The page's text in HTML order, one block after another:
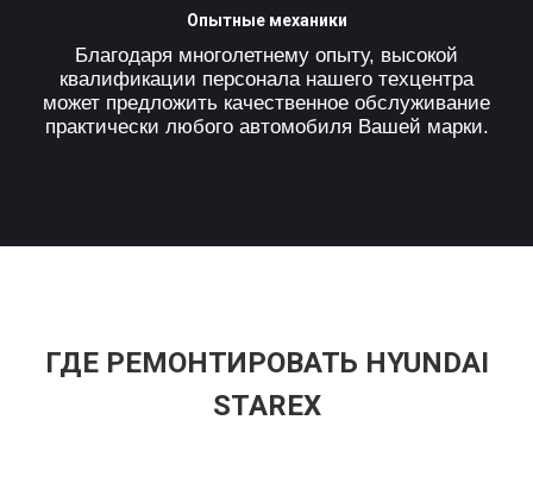
Опытные механики
Благодаря многолетнему опыту, высокой
квалификации персонала нашего техцентра
может предложить качественное обслуживание
практически любого автомобиля Вашей марки.
ГДЕ РЕМОНТИРОВАТЬ HYUNDAI
STAREX